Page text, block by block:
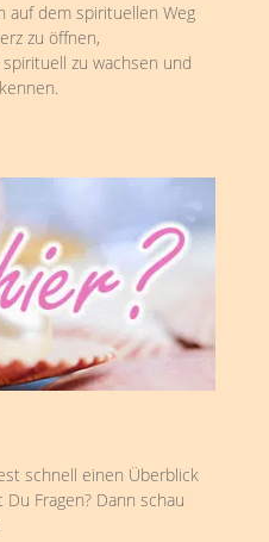
auf dem spirituellen Weg
zu öffnen,
zu wachsen und
schnell einen Überblick
Fragen? Dann schau